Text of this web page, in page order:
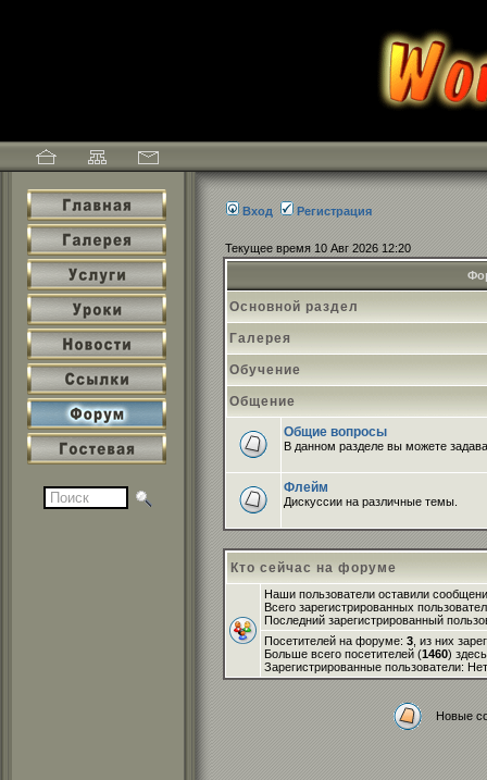
Вход Регистрация
Текущее время 10 Авг 2026 12:20
Основной раздел
Галерея
Обучение
Общение
Общие вопросы
В данном разделе вы можете
Флейм
Дискуссии на различные темы.
Кто сейчас на форуме
Наши пользователи оставили
Всего зарегистрированных
Последний зарегистрированный
Посетителей на форуме: 3 , из них
Больше всего посетителей (1460)
Зарегистрированные пользователи: Нет
Новые